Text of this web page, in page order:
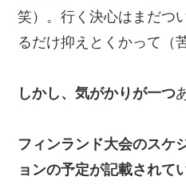
笑）。行く決心はまだつ
るだけ抑えとくかって（
しかし、気がかりが一つ
フィンランド大会のスケ
ョンの予定が記載されて